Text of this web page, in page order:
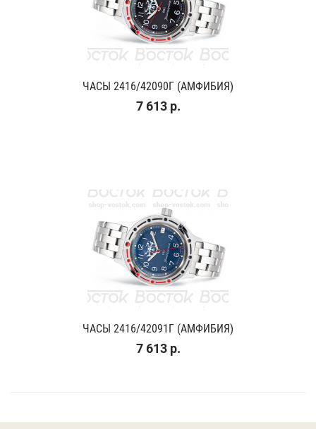
ЧАСЫ 2416/42090Г (АМФИБИЯ)
7 613 р.
ЧАСЫ 2416/42091Г (АМФИБИЯ)
7 613 р.